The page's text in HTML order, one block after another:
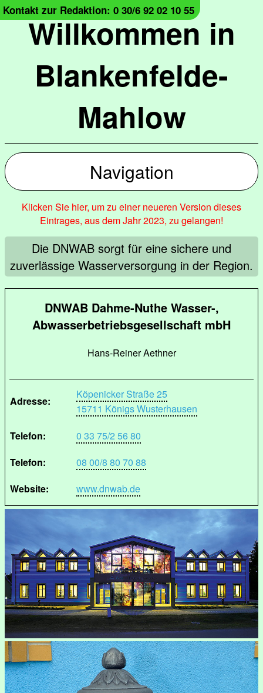
Willkommen in
Blankenfelde-
Mahlow
Kontakt zur Redaktion: 0 30/6 92 02 10 55
Navigation
Klicken Sie hier, um zu einer neueren Version dieses
Eintrages, aus dem Jahr 2023, zu gelangen!
Die DNWAB sorgt für eine sichere und
zuverlässige Wasserversorgung in der Region.
DNWAB Dahme-Nuthe Wasser-,
Abwasserbetriebsgesellschaft mbH
Hans-Reiner Aethner
Adresse:
Köpenicker Straße 25
15711 Königs Wusterhausen
Telefon:
0 33 75/2 56 80
Telefon:
08 00/8 80 70 88
Website:
www.dnwab.de